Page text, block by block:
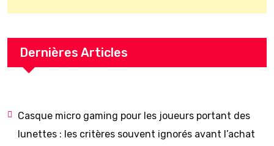
Dernières Articles
Casque micro gaming pour les joueurs portant des
lunettes : les critères souvent ignorés avant l’achat